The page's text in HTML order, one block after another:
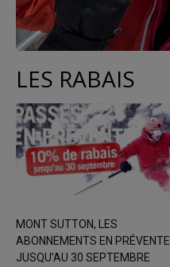
LES RABAIS
MONT SUTTON, LES
ABONNEMENTS EN PRÉVENTE
JUSQU’AU 30 SEPTEMBRE